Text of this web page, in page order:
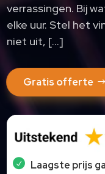
verrassingen. Bij
elke uur. Stel het
niet uit, […]
Gratis offerte
Laagste prijs